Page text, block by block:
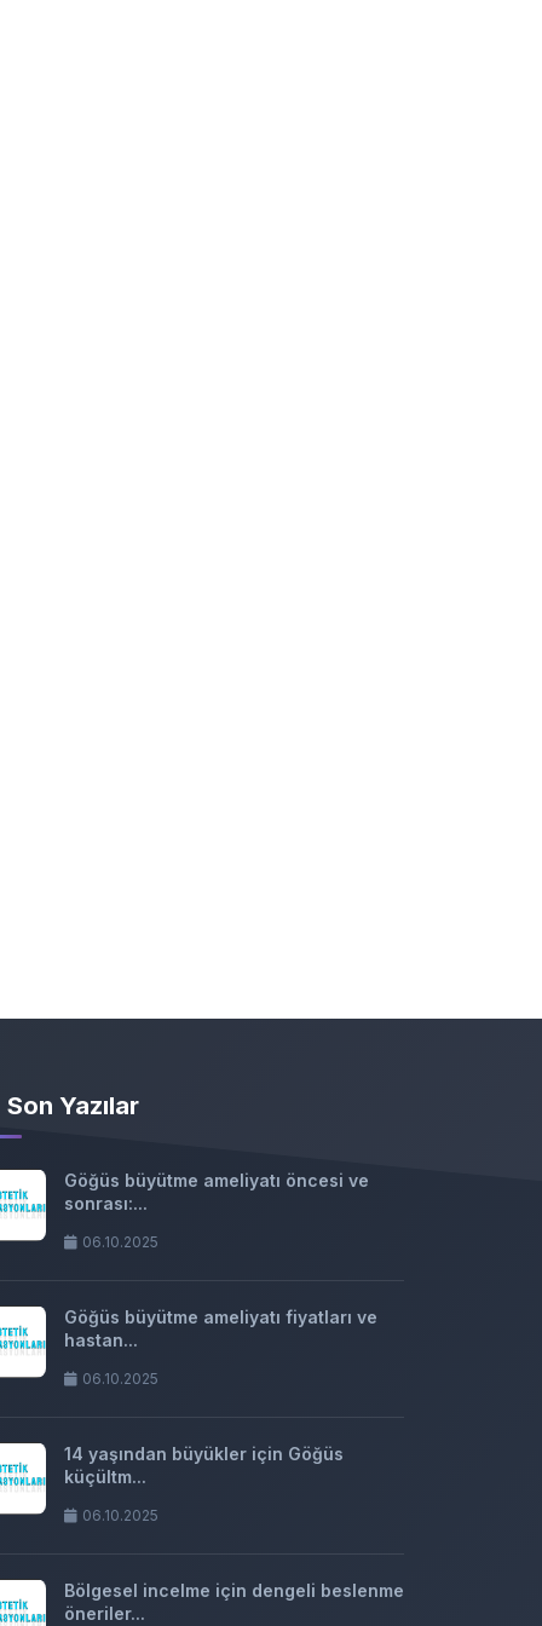
Son Yazılar
Göğüs büyütme ameliyatı öncesi ve
sonrası:...
06.10.2025
Göğüs büyütme ameliyatı fiyatları ve
hastan...
06.10.2025
14 yaşından büyükler için Göğüs
küçültm...
06.10.2025
Bölgesel incelme için dengeli beslenme
öneriler...